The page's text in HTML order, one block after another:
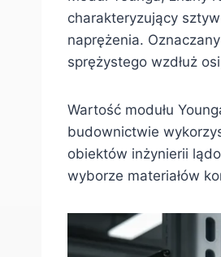
charakteryzujący
naprężenia.
sprężystego wzdłuż
Wartość modułu
budownictwie
obiektów inżynierii
wyborze materiałów